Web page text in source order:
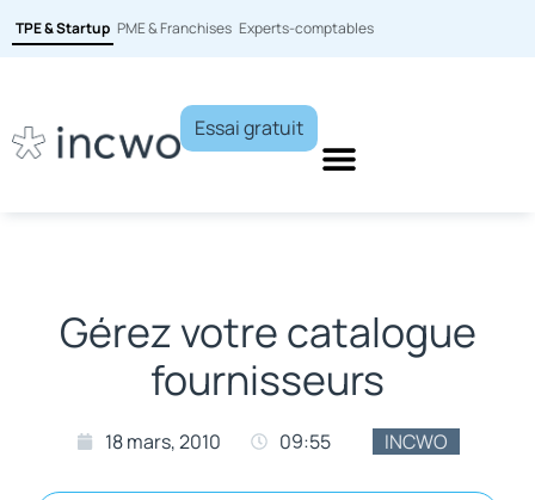
TPE & Startup PME & Franchises Experts-comptables
Essai gratuit
Gérez votre catalogue
fournisseurs
18 mars, 2010 09:55 INCWO